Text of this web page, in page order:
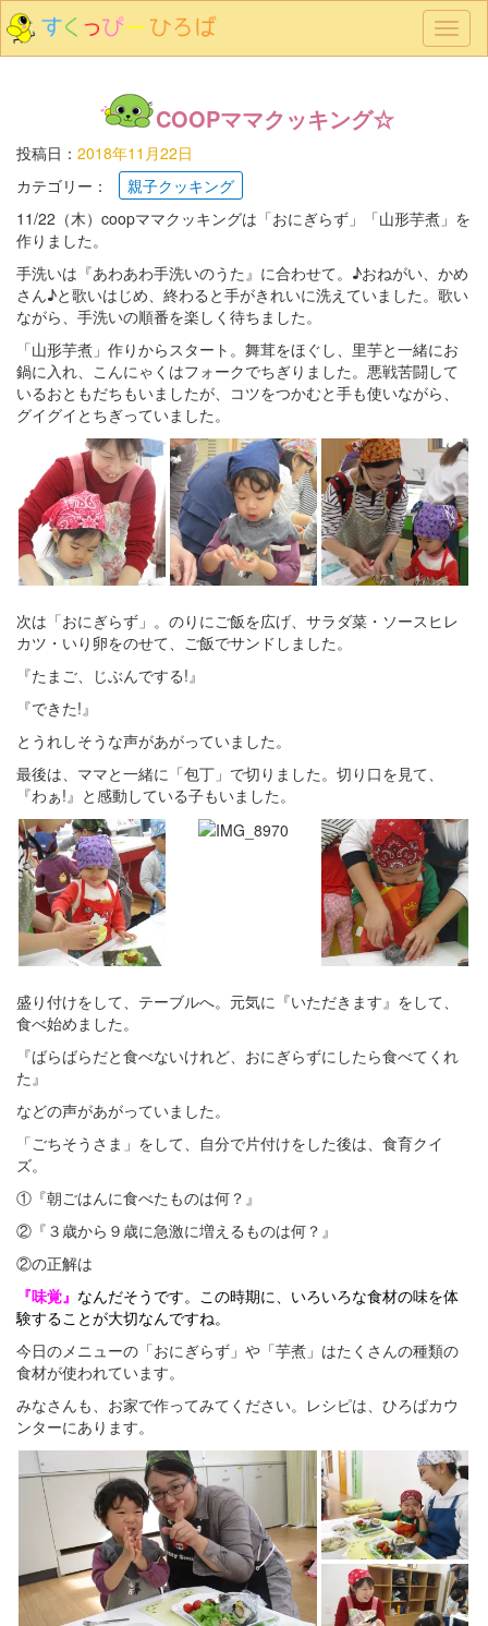
メ
ニ
COOPママクッキング☆
投稿日： 2018年11月22日
カテゴリー：
親子クッキング
11/22（木）coopママクッキングは「おにぎらず」「山形芋煮」を
作りました。
手洗いは『あわあわ手洗いのうた』に合わせて。♪おねがい、かめ
さん♪と歌いはじめ、終わると手がきれいに洗えていました。歌い
ながら、手洗いの順番を楽しく待ちました。
「山形芋煮」作りからスタート。舞茸をほぐし、里芋と一緒にお
鍋に入れ、こんにゃくはフォークでちぎりました。悪戦苦闘して
いるおともだちもいましたが、コツをつかむと手も使いながら、
グイグイとちぎっていました。
次は「おにぎらず」。のりにご飯を広げ、サラダ菜・ソースヒレ
カツ・いり卵をのせて、ご飯でサンドしました。
『たまご、じぶんでする!』
『できた!』
とうれしそうな声があがっていました。
最後は、ママと一緒に「包丁」で切りました。切り口を見て、
『わぁ!』と感動している子もいました。
盛り付けをして、テーブルへ。元気に『いただきます』をして、
食べ始めました。
『ばらばらだと食べないけれど、おにぎらずにしたら食べてくれ
た』
などの声があがっていました。
「ごちそうさま」をして、自分で片付けをした後は、食育クイ
ズ。
①『朝ごはんに食べたものは何？』
②『３歳から９歳に急激に増えるものは何？』
②の正解は
『味覚』 なんだそうです。この時期に、いろいろな食材の味を体
験することが大切なんですね。
今日のメニューの「おにぎらず」や「芋煮」はたくさんの種類の
食材が使われています。
みなさんも、お家で作ってみてください。レシピは、ひろばカウ
ンターにあります。